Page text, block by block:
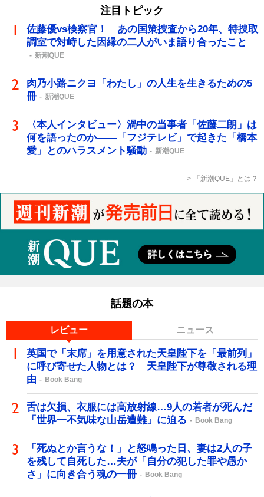
注目トピック
佐藤優vs検察官！ あの国策捜査から20年、特捜取
調室で対峙した因縁の二人がいま語り合ったこと
新潮QUE
肉乃小路ニクヨ「わたし」の人生を生きるための5
冊
新潮QUE
〈本人インタビュー〉渦中の当事者「佐藤二朗」は
何を語ったのか――「フジテレビ」で起きた「橋本
愛」とのハラスメント騒動
新潮QUE
「新潮QUE」とは？
話題の本
レビュー ニュース
英国で「末席」を用意された天皇陛下を「最前列」
に呼び寄せた人物とは？ 天皇陛下が尊敬される理
由
Book Bang
舌は欠損、衣服には高放射線…9人の若者が死んだ
「世界一不気味な山岳遭難」に迫る
Book Bang
「死ぬとか言うな！」と怒鳴った日、妻は2人の子
を残して自死した…夫が「自分の犯した罪や愚か
さ」に向き合う魂の一冊
Book Bang